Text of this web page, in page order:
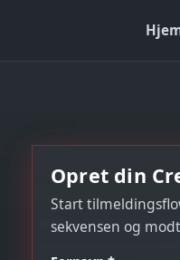
Opret din
Start
sekvensen og